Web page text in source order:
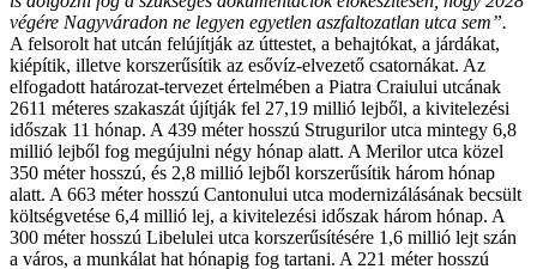
végére Nagyváradon ne legyen egyetlen aszfaltozatlan utca sem”.
A felsorolt hat utcán felújítják az úttestet, a behajtókat, a járdákat,
kiépítik, illetve korszerűsítik az esővíz-elvezető csatornákat. Az
elfogadott határozat-tervezet értelmében a Piatra Craiului utcának
2611 méteres szakaszát újítják fel 27,19 millió lejből, a kivitelezési
időszak 11 hónap. A 439 méter hosszú Strugurilor utca mintegy 6,8
millió lejből fog megújulni négy hónap alatt. A Merilor utca közel
350 méter hosszú, és 2,8 millió lejből korszerűsítik három hónap
alatt. A 663 méter hosszú Cantonului utca modernizálásának becsült
költségvetése 6,4 millió lej, a kivitelezési időszak három hónap. A
300 méter hosszú Libelulei utca korszerűsítésére 1,6 millió lejt szán
a város, a munkálat hat hónapig fog tartani. A 221 méter hosszú